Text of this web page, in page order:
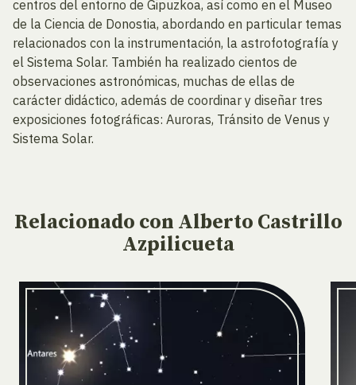
centros del entorno de Gipuzkoa, así como en el Museo
de la Ciencia de Donostia, abordando en particular temas
relacionados con la instrumentación, la astrofotografía y
el Sistema Solar. También ha realizado cientos de
observaciones astronómicas, muchas de ellas de
carácter didáctico, además de coordinar y diseñar tres
exposiciones fotográficas: Auroras, Tránsito de Venus y
Sistema Solar.
Relacionado con Alberto Castrillo
Azpilicueta